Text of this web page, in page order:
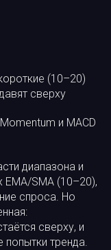
(10–20)
сверху
и MACD
диапазона и
SMA (10–20),
спроса. Но
сверху, и
попытки тренда.